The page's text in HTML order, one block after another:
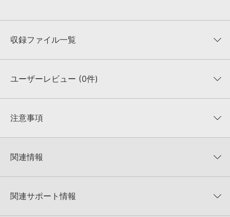
収録ファイル一覧
収録ファイル一覧
ユーザーレビュー (0件)
★★★★★
★5
★4
★1
0%
注意事項
KONTAKTフォーマットは、
でお使いいただけます。無償版のKONTAKT PLAYERではお使いい
4GBを超えるデータに関するご注意：
FAT32でフォーマットされた
関連情報
5-IN-1 ESSENTIAL FREAK SOUNDのサポート情報
関連サポート情報